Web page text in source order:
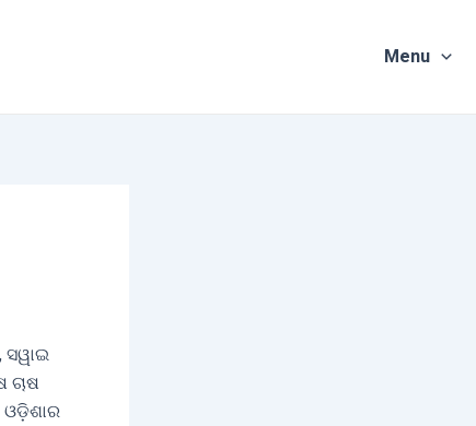
Menu
ଚାଷ
ଓଡ଼ିଶାର